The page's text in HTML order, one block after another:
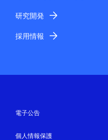
研究開発
採用情報
電子公告
個人情報保護